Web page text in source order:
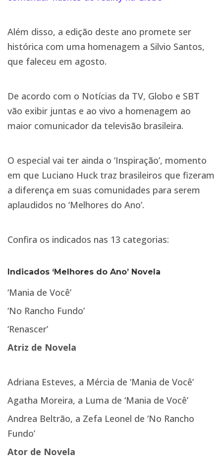
Além disso, a edição deste ano promete ser
histórica com uma homenagem a Silvio Santos,
que faleceu em agosto.
De acordo com o Notícias da TV, Globo e SBT
vão exibir juntas e ao vivo a homenagem ao
maior comunicador da televisão brasileira.
O especial vai ter ainda o ‘Inspiração’, momento
em que Luciano Huck traz brasileiros que fizeram
a diferença em suas comunidades para serem
aplaudidos no ‘Melhores do Ano’.
Confira os indicados nas 13 categorias:
Indicados ‘Melhores do Ano’ Novela
‘Mania de Você’
‘No Rancho Fundo’
‘Renascer’
Atriz de Novela
Adriana Esteves, a Mércia de ‘Mania de Você’
Agatha Moreira, a Luma de ‘Mania de Você’
Andrea Beltrão, a Zefa Leonel de ‘No Rancho
Fundo’
Ator de Novela